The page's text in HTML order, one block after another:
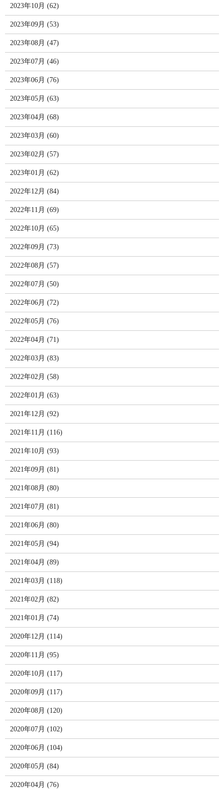
2023年10月 (62)
2023年09月 (53)
2023年08月 (47)
2023年07月 (46)
2023年06月 (76)
2023年05月 (63)
2023年04月 (68)
2023年03月 (60)
2023年02月 (57)
2023年01月 (62)
2022年12月 (84)
2022年11月 (69)
2022年10月 (65)
2022年09月 (73)
2022年08月 (57)
2022年07月 (50)
2022年06月 (72)
2022年05月 (76)
2022年04月 (71)
2022年03月 (83)
2022年02月 (58)
2022年01月 (63)
2021年12月 (92)
2021年11月 (116)
2021年10月 (93)
2021年09月 (81)
2021年08月 (80)
2021年07月 (81)
2021年06月 (80)
2021年05月 (94)
2021年04月 (89)
2021年03月 (118)
2021年02月 (82)
2021年01月 (74)
2020年12月 (114)
2020年11月 (95)
2020年10月 (117)
2020年09月 (117)
2020年08月 (120)
2020年07月 (102)
2020年06月 (104)
2020年05月 (84)
2020年04月 (76)